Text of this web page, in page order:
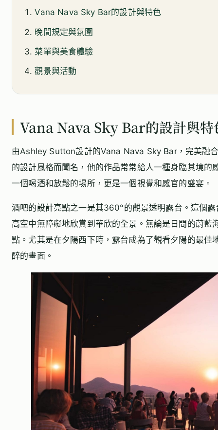
Vana Nava Sky Bar的設計與特色
晚間規定與氛圍
菜單與美食體驗
觀景與活動
Vana Nava Sky Bar的設計與特
由Ashley Sutton設計的Vana Nava Sky Bar，完美融
的設計風格而聞名，他的作品常常給人一種身臨其境
一個喝酒和放鬆的場所，更是一個視覺和感官的盛宴。
酒吧的設計亮點之一是其360°的觀景透明露台。這個
高空中無障礙地欣賞到華欣的全景。無論是日間的蔚
點。尤其是在夕陽西下時，露台成為了觀看夕陽的最
醉的畫面。